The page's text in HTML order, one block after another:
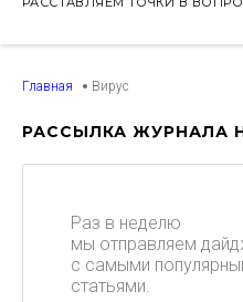
Главная Вирус
РАССЫЛКА ЖУРНАЛА
Раз в неделю
мы отправляем
с самыми
статьями.